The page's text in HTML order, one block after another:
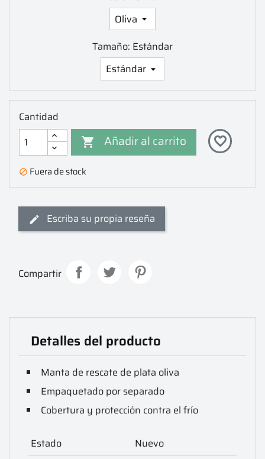
Tamaño: Estándar
Cantidad
 Añadir al carrito favorite_border
 Fuera de stock
Escriba su propia reseña
Compartir
Detalles del producto
Manta de rescate de plata oliva
Empaquetado por separado
Cobertura y protección contra el frío
Estado Nuevo